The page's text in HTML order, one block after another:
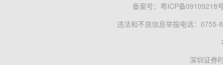
备案号： 粤ICP备09109218
违法和不良信息举报电话：0755-
深圳证券